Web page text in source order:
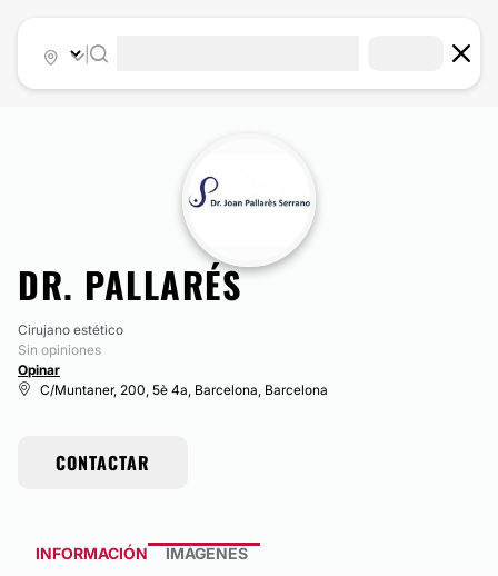
DR. PALLARÉS
Cirujano estético
Sin opiniones
Opinar
C/Muntaner, 200, 5è 4a, Barcelona, Barcelona
CONTACTAR
INFORMACIÓN IMÁGENES